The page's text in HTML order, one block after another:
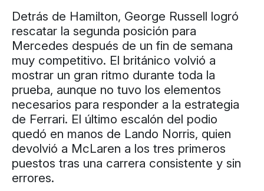
Detrás de Hamilton, George Russell logró
rescatar la segunda posición para
Mercedes después de un fin de semana
muy competitivo. El británico volvió a
mostrar un gran ritmo durante toda la
prueba, aunque no tuvo los elementos
necesarios para responder a la estrategia
de Ferrari. El último escalón del podio
quedó en manos de Lando Norris, quien
devolvió a McLaren a los tres primeros
puestos tras una carrera consistente y sin
errores.